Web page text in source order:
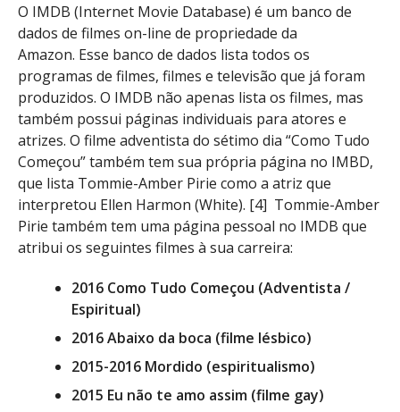
O IMDB (Internet Movie Database) é um banco de
dados de filmes on-line de propriedade da
Amazon. Esse banco de dados lista todos os
programas de filmes, filmes e televisão que já foram
produzidos. O IMDB não apenas lista os filmes, mas
também possui páginas individuais para atores e
atrizes. O filme adventista do sétimo dia “Como Tudo
Começou” também tem sua própria página no IMBD,
que lista Tommie-Amber Pirie como a atriz que
interpretou Ellen Harmon (White). [4] Tommie-Amber
Pirie também tem uma página pessoal no IMDB que
atribui os seguintes filmes à sua carreira:
2016 Como Tudo Começou (Adventista /
Espiritual)
2016 Abaixo da boca (filme lésbico)
2015-2016 Mordido (espiritualismo)
2015 Eu não te amo assim (filme gay)